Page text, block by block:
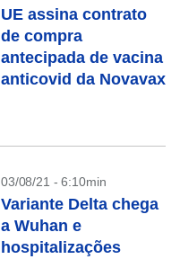
UE assina contrato
de compra
antecipada de vacina
anticovid da Novavax
03/08/21 - 6:10min
Variante Delta chega
a Wuhan e
hospitalizações